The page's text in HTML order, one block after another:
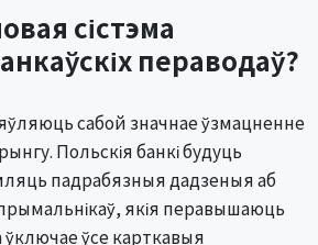
сістэма
пераводаў?
сабой значнае ўзмацненне
Польскія банкі будуць
падрабязныя дадзеныя аб
якія перавышаюць
ўключае ўсе карткавыя